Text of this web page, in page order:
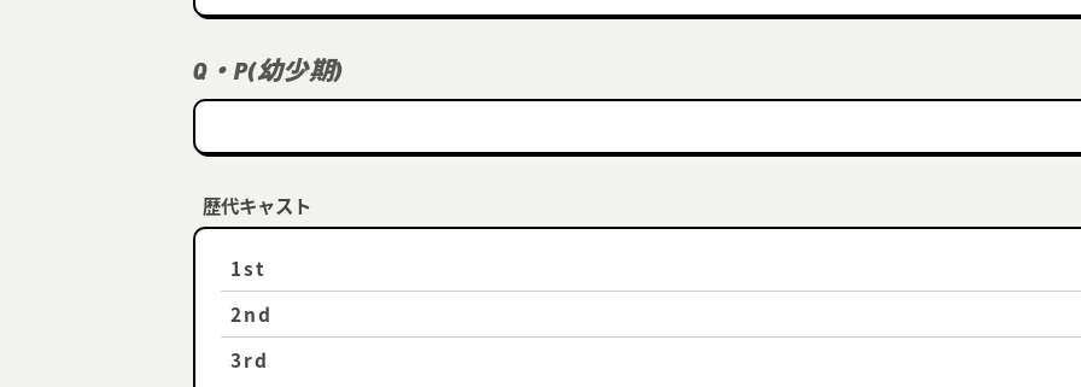
Q・P(幼少期)
歴代キャスト
1st
2nd
3rd